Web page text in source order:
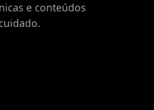
e conteúdos